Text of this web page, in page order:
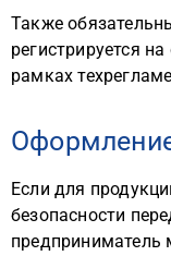
Также
регистрируется
рамках
Если для
безопасности
предприниматель